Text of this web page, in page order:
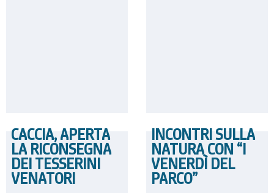
CACCIA, APERTA
LA RICONSEGNA
DEI TESSERINI
VENATORI
INCONTRI SULLA
NATURA CON “I
VENERDÌ DEL
PARCO”